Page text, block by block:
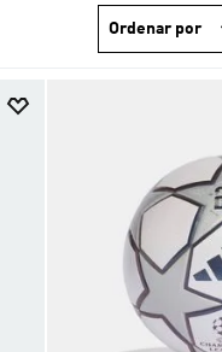
Ordenar por